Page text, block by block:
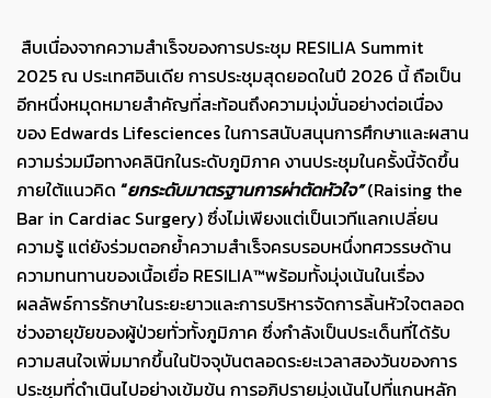
สืบเนื่องจากความสำเร็จของการประชุม RESILIA Summit
2025 ณ ประเทศอินเดีย การประชุมสุดยอดในปี 2026 นี้ ถือเป็น
อีกหนึ่งหมุดหมายสำคัญที่สะท้อนถึงความมุ่งมั่นอย่างต่อเนื่อง
ของ Edwards Lifesciences ในการสนับสนุนการศึกษาและผสาน
ความร่วมมือทางคลินิกในระดับภูมิภาค งานประชุมในครั้งนี้จัดขึ้น
ภายใต้แนวคิด “ยกระดับมาตรฐานการผ่าตัดหัวใจ”(Raising the
Bar in Cardiac Surgery) ซึ่งไม่เพียงแต่เป็นเวทีแลกเปลี่ยน
ความรู้ แต่ยังร่วมตอกย้ำความสำเร็จครบรอบหนึ่งทศวรรษด้าน
ความทนทานของเนื้อเยื่อ RESILIA™พร้อมทั้งมุ่งเน้นในเรื่อง
ผลลัพธ์การรักษาในระยะยาวและการบริหารจัดการลิ้นหัวใจตลอด
ช่วงอายุขัยของผู้ป่วยทั่วทั้งภูมิภาค ซึ่งกำลังเป็นประเด็นที่ได้รับ
ความสนใจเพิ่มมากขึ้นในปัจจุบันตลอดระยะเวลาสองวันของการ
ประชุมที่ดำเนินไปอย่างเข้มข้น การอภิปรายมุ่งเน้นไปที่แกนหลัก